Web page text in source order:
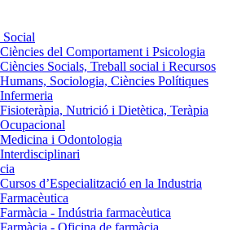
Social
Ciències del Comportament i Psicologia
Ciències Socials, Treball social i Recursos
Humans, Sociologia, Ciències Polítiques
Infermeria
Fisioteràpia, Nutrició i Dietètica, Teràpia
Ocupacional
Medicina i Odontologia
Interdisciplinari
Cursos d’Especialització en la Industria
Farmacèutica
Farmàcia - Indústria farmacèutica
Farmàcia - Oficina de farmàcia